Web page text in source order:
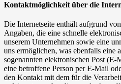
Kontaktmöglichkeit über die
Die Internetseite enthält aufgrund
Angaben, die eine schnelle
unserem Unternehmen sowie eine
uns ermöglichen, was ebenfalls eine
sogenannten elektronischen Post (E-
eine betroffene Person per E-Mail
den Kontakt mit dem für die